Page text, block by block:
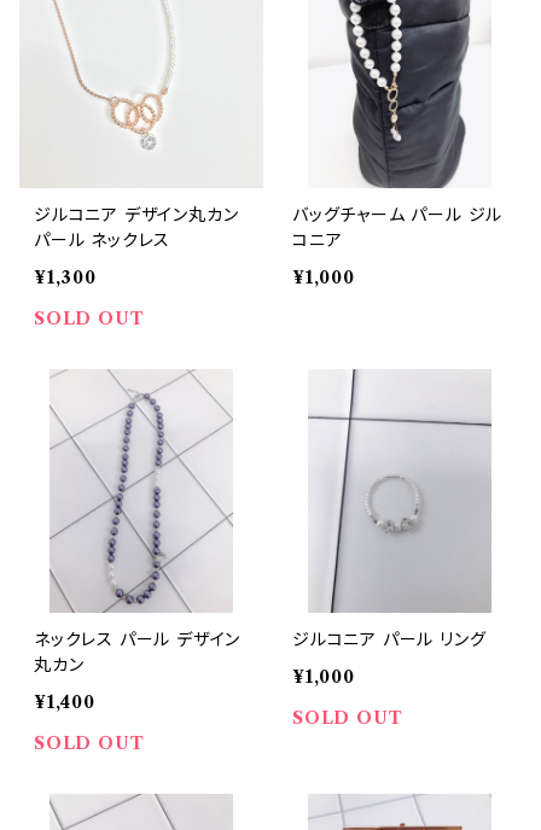
ジルコニア デザイン丸カン
パール ネックレス
¥1,300
SOLD OUT
バッグチャーム パール ジル
コニア
¥1,000
ネックレス パール デザイン
丸カン
¥1,400
SOLD OUT
ジルコニア パール リング
¥1,000
SOLD OUT